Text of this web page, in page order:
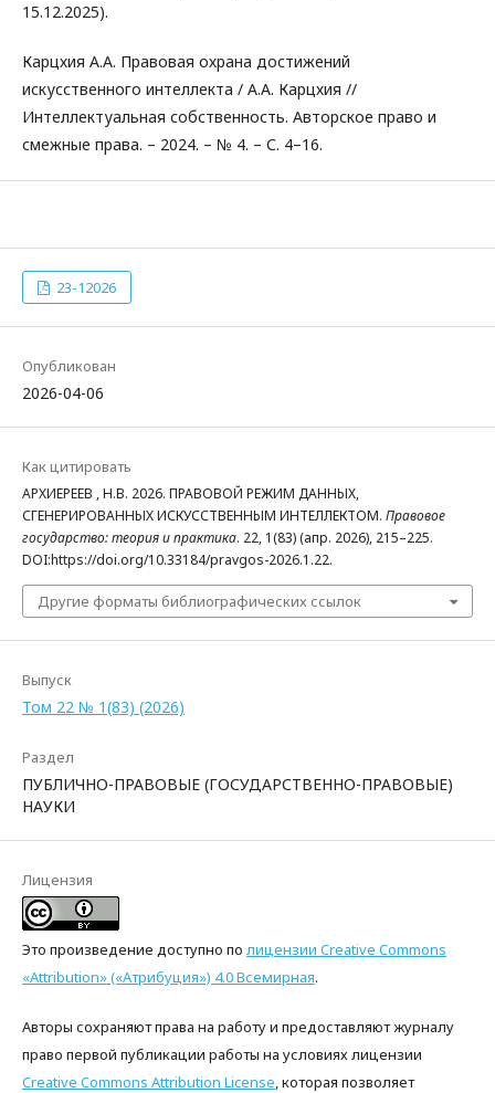
15.12.2025).
Карцхия А.А. Правовая охрана достижений
искусственного интеллекта / А.А. Карцхия //
Интеллектуальная собственность. Авторское право и
смежные права. – 2024. – № 4. – С. 4–16.
23-12026
Опубликован
2026-04-06
Как цитировать
АРХИЕРЕЕВ , Н.В. 2026. ПРАВОВОЙ РЕЖИМ ДАННЫХ,
СГЕНЕРИРОВАННЫХ ИСКУССТВЕННЫМ ИНТЕЛЛЕКТОМ. Правовое
государство: теория и практика. 22, 1(83) (апр. 2026), 215–225.
DOI:https://doi.org/10.33184/pravgos-2026.1.22.
Другие форматы библиографических ссылок
Выпуск
Том 22 № 1(83) (2026)
Раздел
ПУБЛИЧНО-ПРАВОВЫЕ (ГОСУДАРСТВЕННО-ПРАВОВЫЕ)
НАУКИ
Лицензия
Это произведение доступно по лицензии Creative Commons
«Attribution» («Атрибуция») 4.0 Всемирная.
Авторы сохраняют права на работу и предоставляют журналу
право первой публикации работы на условиях лицензии
Creative Commons Attribution License, которая позволяет